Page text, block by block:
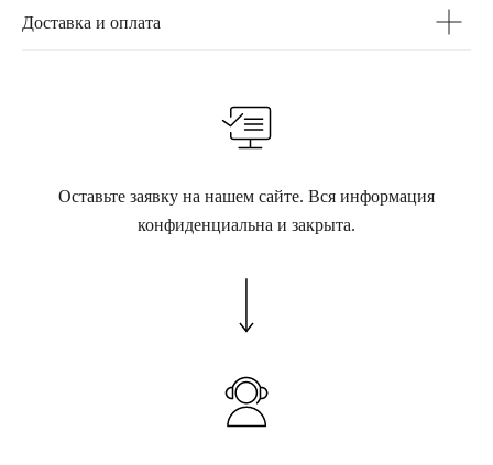
Доставка и оплата
Оставьте заявку на нашем сайте. Вся информация
конфиденциальна и закрыта.